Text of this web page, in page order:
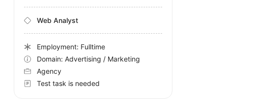
Web Analyst
Employment: Fulltime
Domain: Advertising / Marketing
Agency
Test task is needed